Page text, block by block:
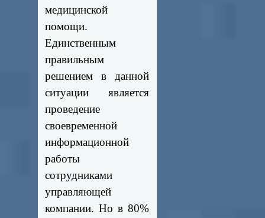
медицинской
помощи.
Единственным
правильным
решением в данной
ситуации является
проведение
своевременной
информационной
работы
сотрудниками
управляющей
компании. Но в 80%